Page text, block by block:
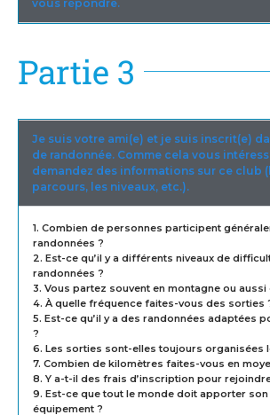
vous répondre.
Partie 3
Je suis votre ami(e) et je suis inscrit(e)
de randonnée. Comme cela vous
demandez des informations sur ce club
parcours, les niveaux, etc.).
1. Combien de personnes participent
randonnées ?
2. Est-ce qu’il y a différents niveaux de
randonnées ?
3. Vous partez souvent en montagne ou aussi
4. À quelle fréquence faites-vous des sorties
5. Est-ce qu’il y a des randonnées adaptées
?
6. Les sorties sont-elles toujours organisées
7. Combien de kilomètres faites-vous en
8. Y a-t-il des frais d’inscription pour
9. Est-ce que tout le monde doit apporter
équipement ?